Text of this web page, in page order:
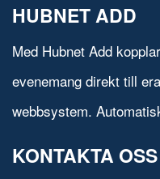
HUBNET ADD
Med Hubnet Add
evenemang direkt till
webbsystem.
KONTAKTA OSS